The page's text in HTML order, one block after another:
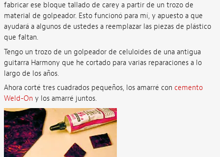
fabricar ese bloque tallado de carey a partir de un trozo de
material de golpeador. Esto funcionó para mí, y apuesto a que
ayudará a algunos de ustedes a reemplazar las piezas de plástico
que faltan.
Tengo un trozo de un golpeador de celuloides de una antigua
guitarra Harmony que he cortado para varias reparaciones a lo
largo de los años.
Ahora corté tres cuadrados pequeños, los amarré con cemento
Weld-On y los amarré juntos.